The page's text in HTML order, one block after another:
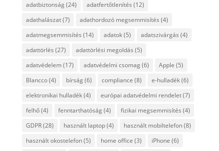
adatbiztonság(24) adatfertőtlenítés (12)
adathalászat(7) adathordozó megsemmisítés (4)
adatmegsemmisítés (14) adatok(5) adatszivárgás (4)
adattörlés (27) adattörlési megoldás (5)
adatvédelem(17) adatvédelmi csomag(6) Apple (5)
Blancco(4) bírság(6) compliance (8) e-hulladék(6)
elektronikai hulladék(4) európai adatvédelmi rendelet(7)
felhő(4) fenntarthatóság(4) fizikai megsemmisítés (4)
GDPR(28) használt laptop(4) használt mobiltelefon(8)
használt okostelefon(5) home office (3) iPhone (6)